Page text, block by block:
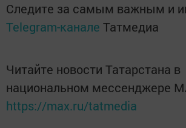
Следите за самым важным и
Telegram-канале Татмедиа
Читайте новости Татарстана в
национальном мессенджере
https://max.ru/tatmedia